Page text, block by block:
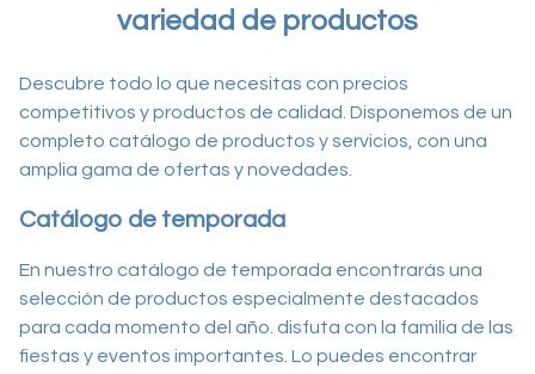
variedad de productos
Descubre todo lo que necesitas con precios
competitivos y productos de calidad. Disponemos de un
completo catálogo de productos y servicios, con una
amplia gama de ofertas y novedades.
Catálogo de temporada
En nuestro catálogo de temporada encontrarás una
selección de productos especialmente destacados
para cada momento del año. disfuta con la familia de las
fiestas y eventos importantes. Lo puedes encontrar